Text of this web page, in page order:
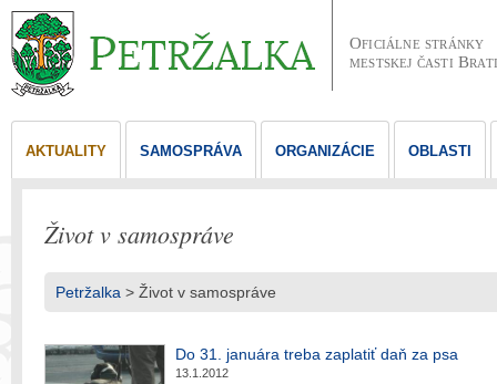
Oficiálne stránky
mestskej časti
AKTUALITY SAMOSPRÁVA ORGANIZÁCIE OBLASTI
Život v samospráve
Petržalka > Život v samospráve
Do 31. januára treba zaplatiť daň za psa
13.1.2012